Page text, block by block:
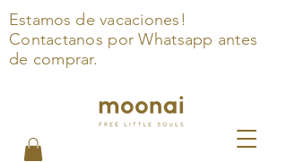
Estamos de vacaciones!
Contactanos por Whatsapp antes
de comprar.